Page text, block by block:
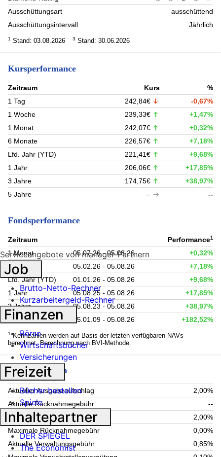
Ausschüttungsart
ausschüttend
Ausschüttungsintervall
Jährlich
1 Stand: 03.08.2026 3 Stand: 30.06.2026
Kursperformance
Zeitraum Kurs
%
1 Tag
242,84€
-0,67%
1 Woche
239,33€
+1,47%
1 Monat
242,07€
+0,32%
6 Monate
226,57€
+7,18%
Lfd. Jahr (YTD)
221,41€
+9,68%
1 Jahr
206,06€
+17,85%
3 Jahre
174,75€
+38,97%
5 Jahre
-- --
Fondsperformance
Zeitraum Performance1
1 Monat 05.07.26 - 05.08.26
+0,32%
6 Monate
05.02.26 - 05.08.26
+7,18%
Lfd. Jahr (YTD)
01.01.26 - 05.08.26
+9,68%
1 Jahr
05.08.25 - 05.08.26
+17,85%
3 Jahre
05.08.23 - 05.08.26
+38,97%
seit Auflage
05.01.09 - 05.08.26 +182,52%
1 Kennzahlen werden auf Basis der letzten verfügbaren NAVs
berechnet. Berechnung nach BVI-Methode.
Fondsgebühren
Aktueller Ausgabeaufschlag
2,00%
Aktuelle Rücknahmegebühr
--
Maximaler Ausgabeaufschlag
2,00%
Maximale Rücknahmegebühr
0,00%
Aktuelle Verwaltungsgebühr
0,85%
Serviceangebote von manager-Partnern
Job
Brutto-Netto-Rechner
Kurzarbeitergeld-Rechner
Finanzen
Börse
Wirtschaftsbücher
Versicherungen
Freizeit
Bücher bestellen
Spiele
Inhaltepartner
DER SPIEGEL
The Economist